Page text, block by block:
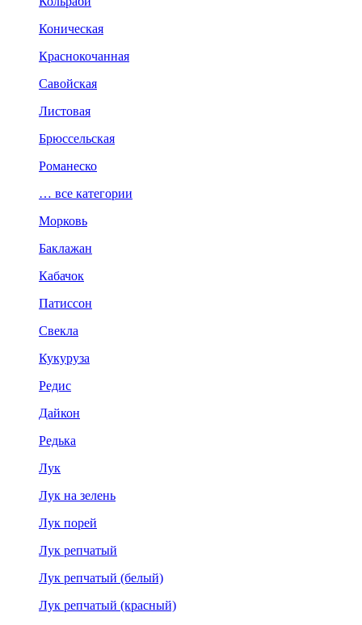
Коническая
Краснокочанная
Савойская
Листовая
Брюссельская
Романеско
… все категории
Морковь
Баклажан
Кабачок
Патиссон
Свекла
Кукуруза
Редис
Дайкон
Редька
Лук
Лук на зелень
Лук порей
Лук репчатый
Лук репчатый (белый)
Лук репчатый (красный)